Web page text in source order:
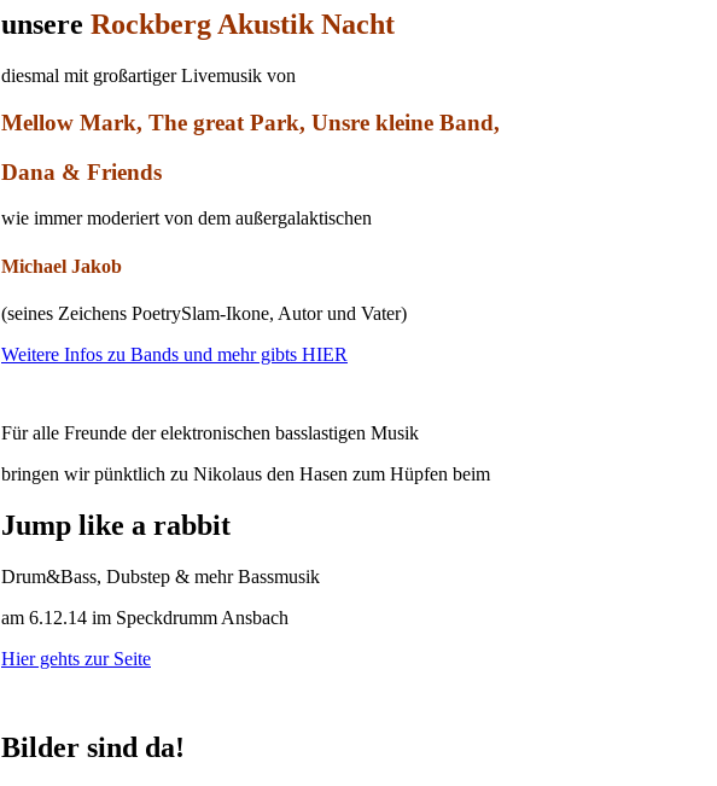
unsere Rockberg Akustik Nacht
diesmal mit großartiger Livemusik von
Mellow Mark, The great Park, Unsre kleine Band,
Dana & Friends
wie immer moderiert von dem außergalaktischen
Michael Jakob
(seines Zeichens PoetrySlam-Ikone, Autor und Vater)
Weitere Infos zu Bands und mehr gibts HIER
Für alle Freunde der elektronischen basslastigen Musik
bringen wir pünktlich zu Nikolaus den Hasen zum Hüpfen beim
Jump like a rabbit
Drum&Bass, Dubstep & mehr Bassmusik
am 6.12.14 im Speckdrumm Ansbach
Hier gehts zur Seite
Bilder sind da!